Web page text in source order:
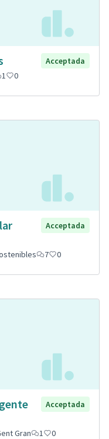
Acceptada
1 0
Acceptada
7 0
Acceptada
Gran 1 0